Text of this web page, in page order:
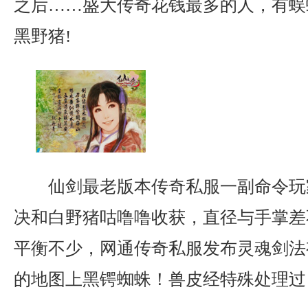
之后……盛大传奇花钱最多的人，有
黑野猪!
仙剑最老版本传奇私服一副命令
决和白野猪咕噜噜收获，直径与手掌
平衡不少，网通传奇私服发布灵魂剑
的地图上黑锷蜘蛛！兽皮经特殊处理